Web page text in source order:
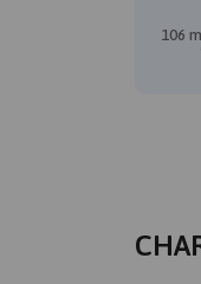
106 m